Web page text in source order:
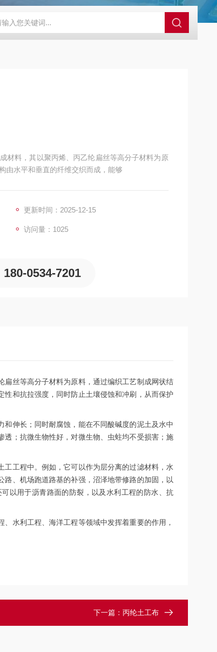
88952634-0
材料，其以聚丙烯、丙乙纶扁丝等高分子材料为原
由水平和垂直的纤维交织而成，能够
更新时间：2025-12-15
访问量： 1025
180-0534-7201
丝等高分子材料为原料，通过编织工艺制成网状结
和抗拉强度，同时防止土壤侵蚀和冲刷，从而保护
伸长；同时耐腐蚀，能在不同酸碱度的泥土及水中
；抗微生物性好，对微生物、虫蛀均不受损害；施
工程中。例如，它可以作为层分离的过滤材料，水
、机场跑道路基的补强，沼泽地带修路的加固，以
以用于沥青路面的防裂，以及水利工程的防水、抗
水利工程、海洋工程等领域中发挥着重要的作用，
下一篇： 丙纶土工布